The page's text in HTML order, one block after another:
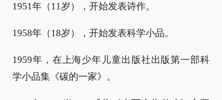
1951年（11岁），开始发表诗作。
1958年（18岁），开始发表科学小品。
1959年，在上海少年儿童出版社出版第一部科
学小品集《碳的一家》。